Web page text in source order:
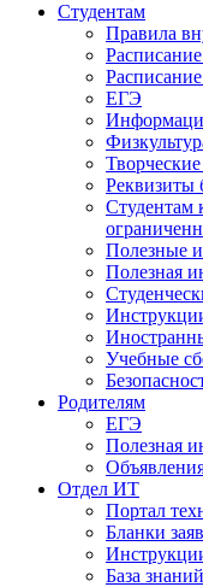
Студентам
Правила
ЕГЭ
Реквизиты
Студентам
Полезные
Полезная
Учебные
Родителям
ЕГЭ
Полезная
Отдел ИТ
Портал
Бланки
База знаний